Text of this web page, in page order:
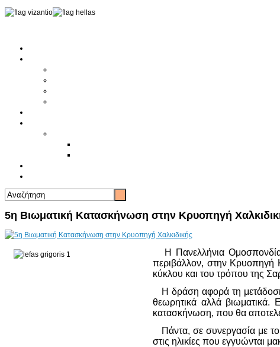
5η Βιωματική Κατασκήνωση στην Κρυοπηγή
Η Πανελλήνια Ομοσπονδία
περιβάλλον, στην Κρυοπηγή
κύκλου και του τρόπου της
Η δράση αφορά τη μετάδοση
θεωρητικά αλλά βιωματικά.
κατασκήνωση, που θα
Πάντα, σε συνεργασία με
στις ηλικίες που εγγυώνται